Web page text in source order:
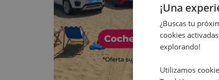
¡Una
¿Buscas tu
cookies
explorando!
Utilizamos